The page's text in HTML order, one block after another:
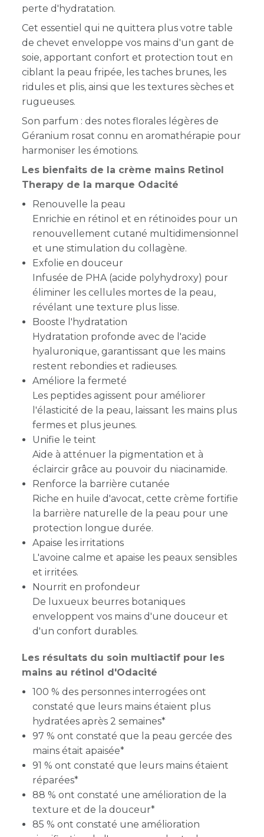
perte d'hydratation.
Cet essentiel qui ne quittera plus votre table
de chevet enveloppe vos mains d'un gant de
soie, apportant confort et protection tout en
ciblant la peau fripée, les taches brunes, les
ridules et plis, ainsi que les textures sèches et
rugueuses.
Son parfum : des notes florales légères de
Géranium rosat connu en aromathérapie pour
harmoniser les émotions.
Les bienfaits de la crème mains Retinol
Therapy de la marque Odacité
Renouvelle la peau
Enrichie en rétinol et en rétinoïdes pour un
renouvellement cutané multidimensionnel
et une stimulation du collagène.
Exfolie en douceur
Infusée de PHA (acide polyhydroxy) pour
éliminer les cellules mortes de la peau,
révélant une texture plus lisse.
Booste l'hydratation
Hydratation profonde avec de l'acide
hyaluronique, garantissant que les mains
restent rebondies et radieuses.
Améliore la fermeté
Les peptides agissent pour améliorer
l'élasticité de la peau, laissant les mains plus
fermes et plus jeunes.
Unifie le teint
Aide à atténuer la pigmentation et à
éclaircir grâce au pouvoir du niacinamide.
Renforce la barrière cutanée
Riche en huile d'avocat, cette crème fortifie
la barrière naturelle de la peau pour une
protection longue durée.
Apaise les irritations
L'avoine calme et apaise les peaux sensibles
et irritées.
Nourrit en profondeur
De luxueux beurres botaniques
enveloppent vos mains d'une douceur et
d'un confort durables.
Les résultats du soin multiactif pour les
mains au rétinol d'Odacité
100 % des personnes interrogées ont
constaté que leurs mains étaient plus
hydratées après 2 semaines*
97 % ont constaté que la peau gercée des
mains était apaisée*
91 % ont constaté que leurs mains étaient
réparées*
88 % ont constaté une amélioration de la
texture et de la douceur*
85 % ont constaté une amélioration